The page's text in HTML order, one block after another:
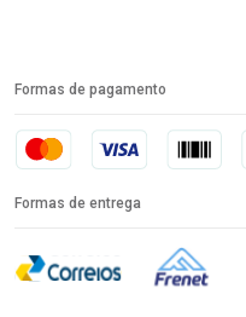
Formas de pagamento
Formas de entrega